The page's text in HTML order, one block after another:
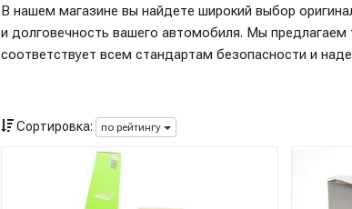
В нашем магазине вы найдете широкий выбор
и долговечность вашего автомобиля. Мы
соответствует всем стандартам безопасности и
Сортировка: по рейтингу